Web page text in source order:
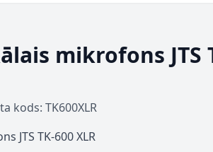
mikrofons JTS
kods: TK600XLR
JTS TK-600 XLR